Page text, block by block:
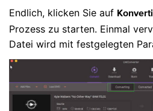
Endlich, klicken Sie auf
Prozess zu starten. Einmal
Datei wird mit festgelegten